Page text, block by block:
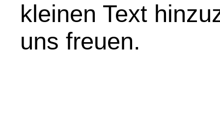
kleinen Text
uns freuen.